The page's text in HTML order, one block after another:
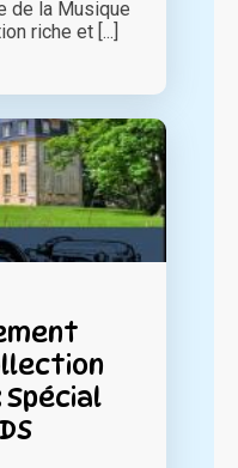
de la Musique
riche et [...]